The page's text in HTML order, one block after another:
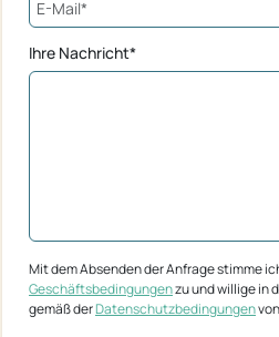
Ihre Nachricht*
Mit dem Absenden der Anfrage stimme
Geschäftsbedingungenzu und willige in
gemäß derDatenschutzbedingungen